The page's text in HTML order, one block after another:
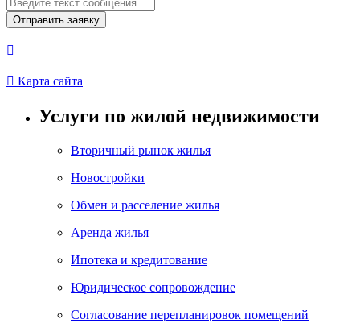
Отправить заявку

 Карта сайта
Услуги по жилой недвижимости
Вторичный рынок жилья
Новостройки
Обмен и расселение жилья
Аренда жилья
Ипотека и кредитование
Юридическое сопровождение
Согласование перепланировок помещений